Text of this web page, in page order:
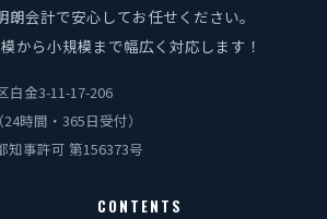
朗会計で安心してお任せください。
から小規模まで幅広く対応します！
白金3-11-17-206
（24時間・365日受付）
知事許可 第156373号
CONTENTS